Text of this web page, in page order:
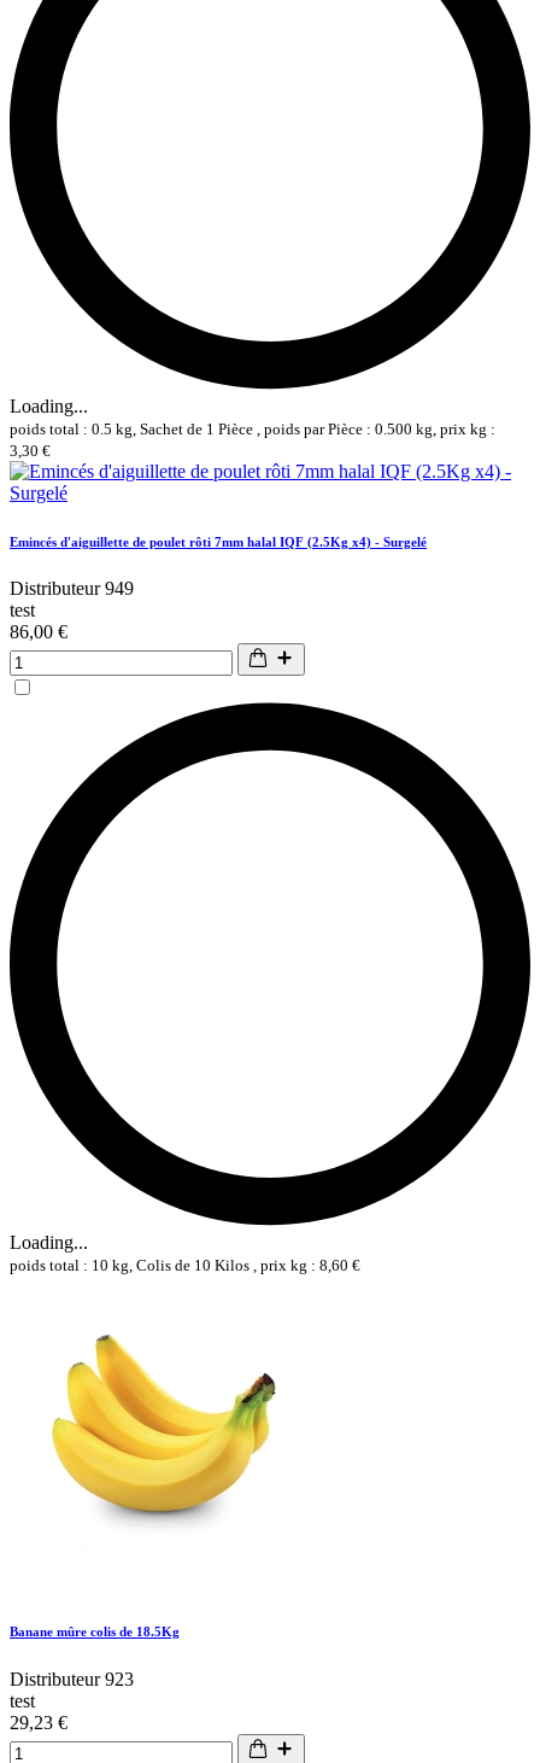
Loading...
poids total : 0.5 kg, Sachet de 1 Pièce , poids par Pièce : 0.500 kg, prix kg :
3,30 €
Emincés d'aiguillette de poulet rôti 7mm halal IQF (2.5Kg x4) - Surgelé
Distributeur 949
test
86,00 €
Loading...
poids total : 10 kg, Colis de 10 Kilos , prix kg : 8,60 €
Banane mûre colis de 18.5Kg
Distributeur 923
test
29,23 €